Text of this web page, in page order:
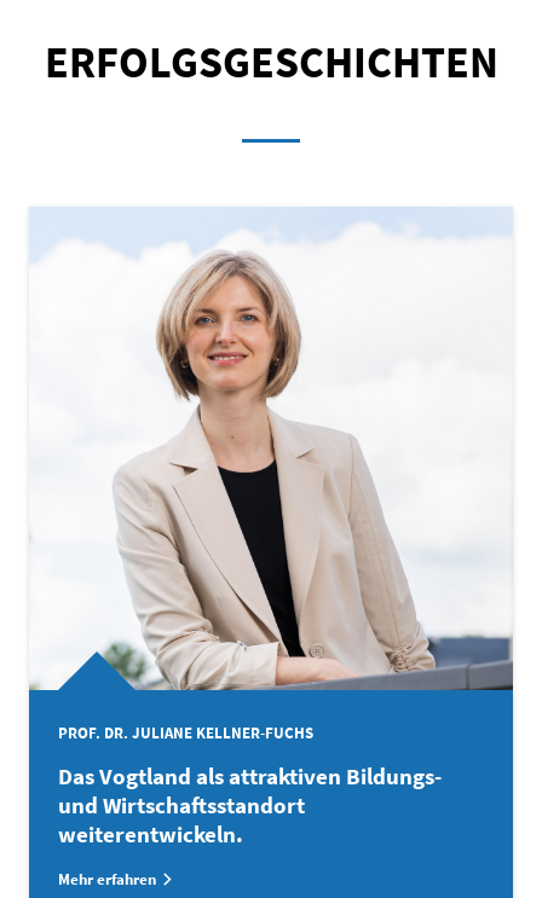
ERFOLGSGESCHICHTEN
PROF. DR. JULIANE KELLNER-FUCHS
Das Vogtland als attraktiven Bildungs-
und Wirtschaftsstandort
weiterentwickeln.
Mehr erfahren